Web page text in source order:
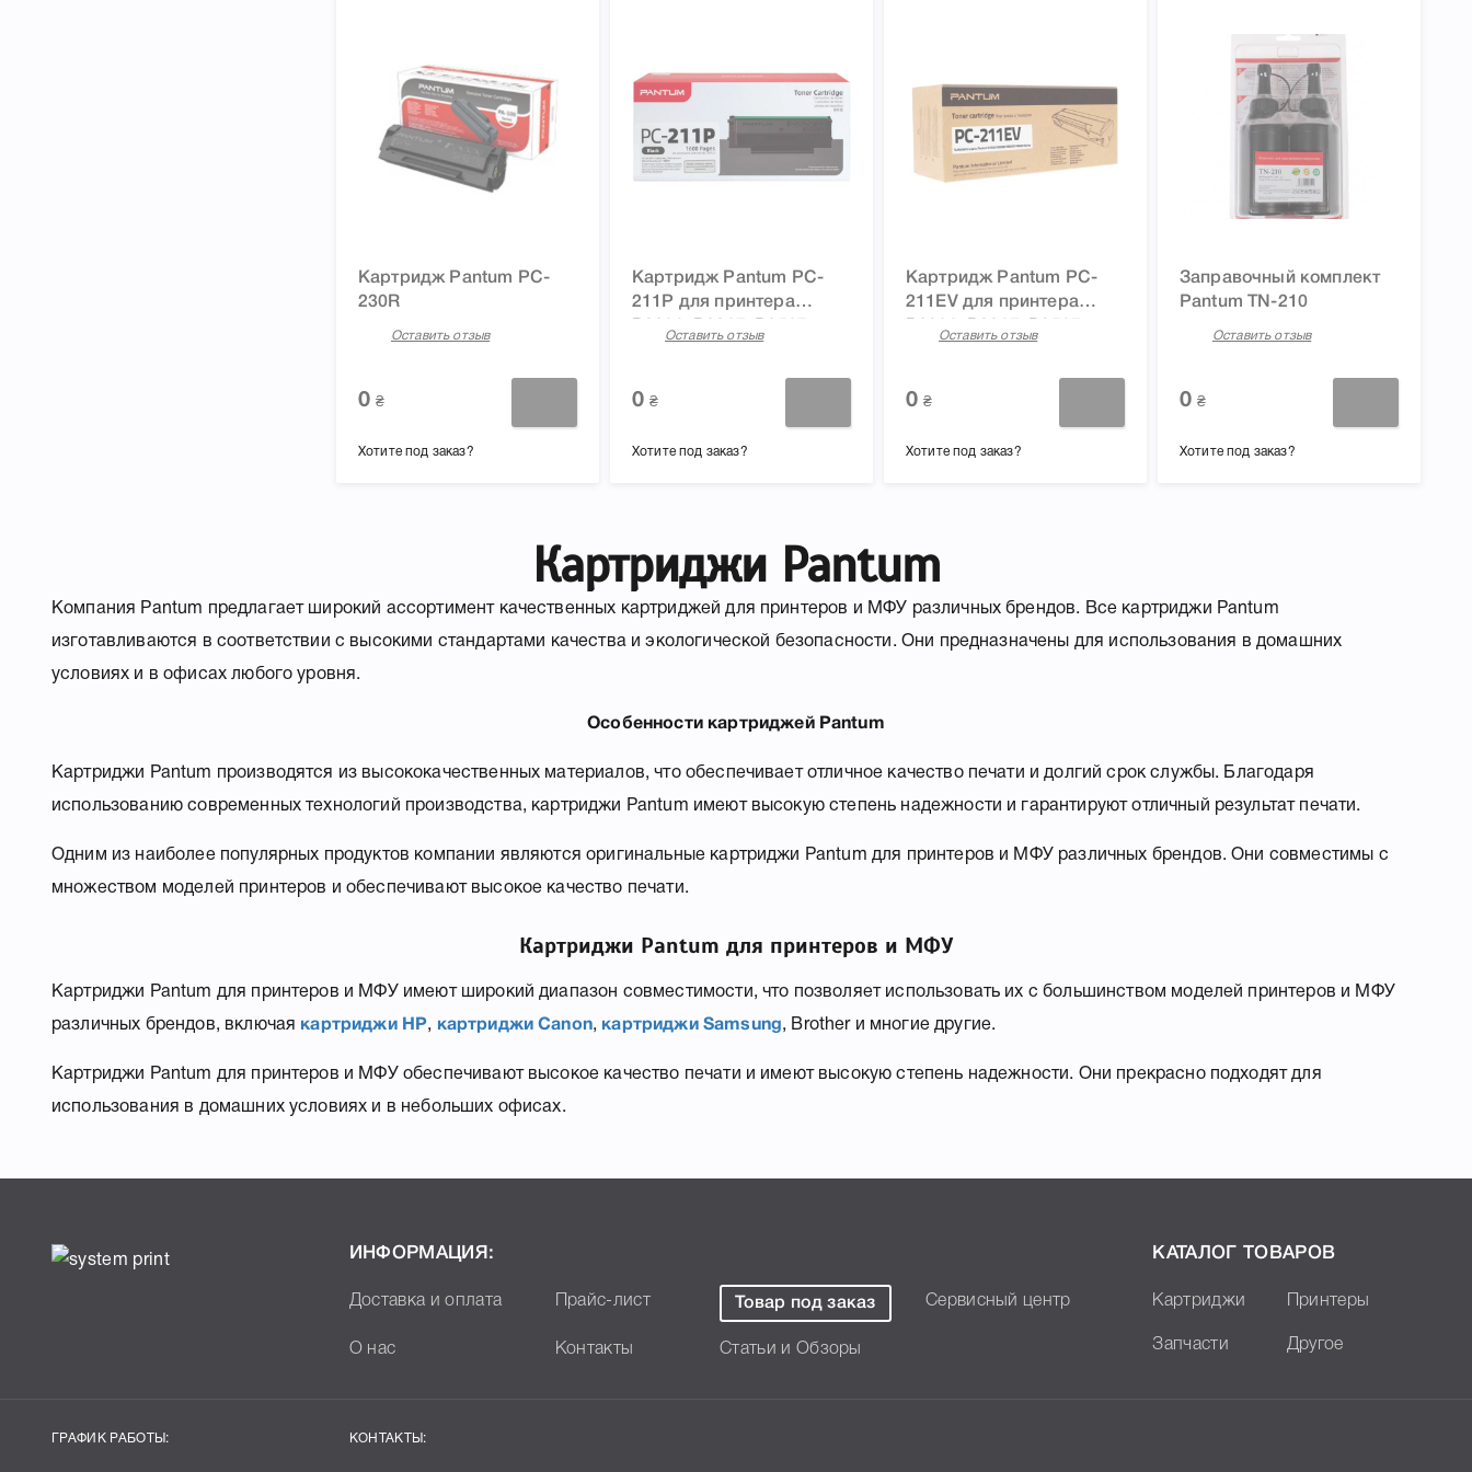
Картридж Pantum PC-
230R
Оставить отзыв
0 ₴
Хотите под заказ?
Картридж Pantum PC-
211P для принтера
P2200, P2207, P2507,
Оставить отзыв
0 ₴
Хотите под заказ?
Картридж Pantum PC-
211EV для принтера
P2200, P2207, P2507,
Оставить отзыв
0 ₴
Хотите под заказ?
Заправочный комплект
Pantum TN-210
Оставить отзыв
0 ₴
Хотите под заказ?
Картриджи Pantum
Компания Pantum предлагает широкий ассортимент качественных картриджей для принтеров и МФУ различных брендов. Все картриджи Pantum
изготавливаются в соответствии с высокими стандартами качества и экологической безопасности. Они предназначены для использования в домашних
условиях и в офисах любого уровня.
Особенности картриджей Pantum
Картриджи Pantum производятся из высококачественных материалов, что обеспечивает отличное качество печати и долгий срок службы. Благодаря
использованию современных технологий производства, картриджи Pantum имеют высокую степень надежности и гарантируют отличный результат печати.
Одним из наиболее популярных продуктов компании являются оригинальные картриджи Pantum для принтеров и МФУ различных брендов. Они совместимы с
множеством моделей принтеров и обеспечивают высокое качество печати.
Картриджи Pantum для принтеров и МФУ
Картриджи Pantum для принтеров и МФУ имеют широкий диапазон совместимости, что позволяет использовать их с большинством моделей принтеров и МФУ
различных брендов, включая картриджи HP, картриджи Canon, картриджи Samsung, Brother и многие другие.
Картриджи Pantum для принтеров и МФУ обеспечивают высокое качество печати и имеют высокую степень надежности. Они прекрасно подходят для
использования в домашних условиях и в небольших офисах.
ИНФОРМАЦИЯ:
Доставка и оплата Прайс-лист Товар под заказ Сервисный центр
О нас Контакты Статьи и Обзоры
КАТАЛОГ ТОВАРОВ
Картриджи Принтеры
Запчасти Другое
ГРАФИК РАБОТЫ: КОНТАКТЫ: